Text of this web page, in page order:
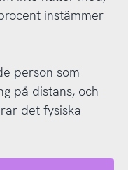
instämmer
person som
på distans, och
det fysiska